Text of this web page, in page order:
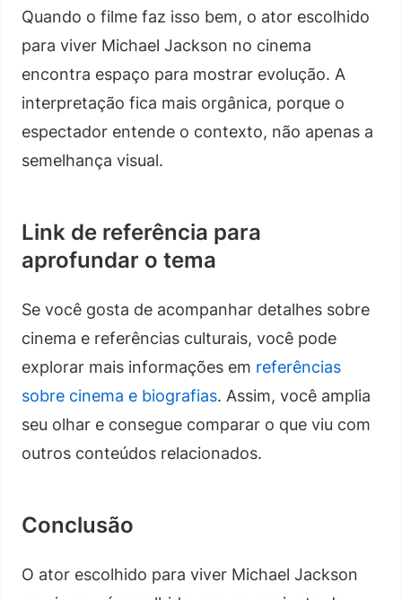
Quando o filme faz isso bem, o ator escolhido
para viver Michael Jackson no cinema
encontra espaço para mostrar evolução. A
interpretação fica mais orgânica, porque o
espectador entende o contexto, não apenas a
semelhança visual.
Link de referência para
aprofundar o tema
Se você gosta de acompanhar detalhes sobre
cinema e referências culturais, você pode
explorar mais informações em referências
sobre cinema e biografias. Assim, você amplia
seu olhar e consegue comparar o que viu com
outros conteúdos relacionados.
Conclusão
O ator escolhido para viver Michael Jackson